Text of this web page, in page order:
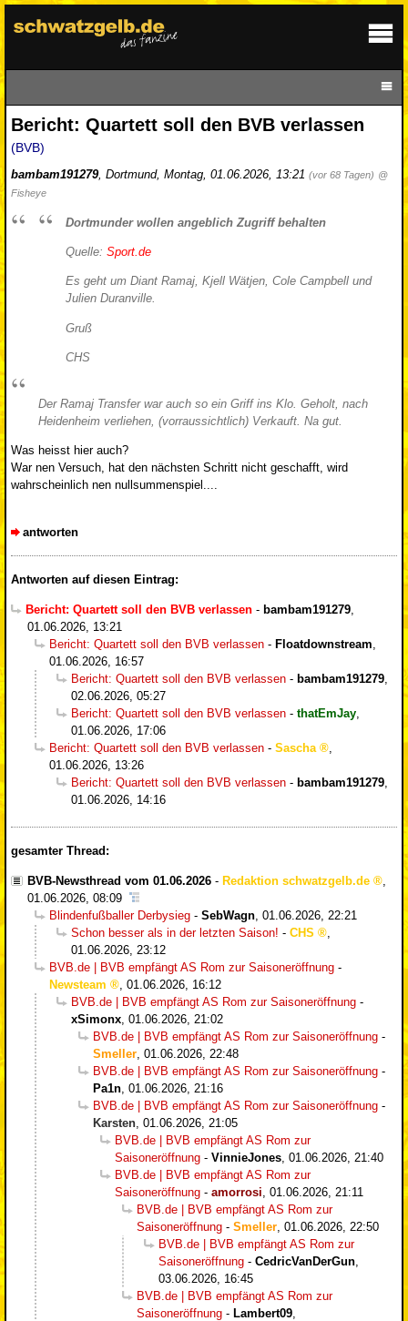
Bericht: Quartett soll den BVB verlassen
(BVB)
bambam191279, Dortmund, Montag, 01.06.2026, 13:21 (vor 68 Tagen) @
Fisheye
Dortmunder wollen angeblich Zugriff behalten
Quelle: Sport.de
Es geht um Diant Ramaj, Kjell Wätjen, Cole Campbell und
Julien Duranville.
Gruß
CHS
Der Ramaj Transfer war auch so ein Griff ins Klo. Geholt, nach
Heidenheim verliehen, (vorraussichtlich) Verkauft. Na gut.
Was heisst hier auch?
War nen Versuch, hat den nächsten Schritt nicht geschafft, wird
wahrscheinlich nen nullsummenspiel....
antworten
Antworten auf diesen Eintrag:
Bericht: Quartett soll den BVB verlassen - bambam191279
01.06.2026, 13:21
Bericht: Quartett soll den BVB verlassen - Floatdownstream
01.06.2026, 16:57
Bericht: Quartett soll den BVB verlassen - bambam191279
02.06.2026, 05:27
Bericht: Quartett soll den BVB verlassen - thatEmJay
01.06.2026, 17:06
Bericht: Quartett soll den BVB verlassen - Sascha
01.06.2026, 13:26
Bericht: Quartett soll den BVB verlassen - bambam191279
01.06.2026, 14:16
gesamter Thread:
BVB-Newsthread vom 01.06.2026 - Redaktion schwatzgelb.de
01.06.2026, 08:09
Blindenfußballer Derbysieg - SebWagn 01.06.2026, 22:21
Schon besser als in der letzten Saison! - CHS
01.06.2026, 23:12
BVB.de | BVB empfängt AS Rom zur Saisoneröffnung -
Newsteam
01.06.2026, 16:12
BVB.de | BVB empfängt AS Rom zur Saisoneröffnung -
xSimonx 01.06.2026, 21:02
BVB.de | BVB empfängt AS Rom zur Saisoneröffnung -
Smeller 01.06.2026, 22:48
BVB.de | BVB empfängt AS Rom zur Saisoneröffnung -
Pa1n 01.06.2026, 21:16
BVB.de | BVB empfängt AS Rom zur Saisoneröffnung -
Karsten 01.06.2026, 21:05
BVB.de | BVB empfängt AS Rom zur
Saisoneröffnung - VinnieJones 01.06.2026, 21:40
BVB.de | BVB empfängt AS Rom zur
Saisoneröffnung - amorrosi 01.06.2026, 21:11
BVB.de | BVB empfängt AS Rom zur
Saisoneröffnung - Smeller 01.06.2026, 22:50
BVB.de | BVB empfängt AS Rom zur
Saisoneröffnung - CedricVanDerGun
03.06.2026, 16:45
BVB.de | BVB empfängt AS Rom zur
Saisoneröffnung - Lambert09